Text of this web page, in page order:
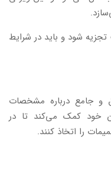
شود و باید در شرایط
و جامع درباره مشخصات
خود کمک می‌کند تا در
را اتخاذ کنند.